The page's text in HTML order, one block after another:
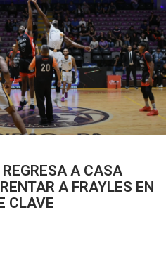
A CASA
A FRAYLES EN
CLAVE